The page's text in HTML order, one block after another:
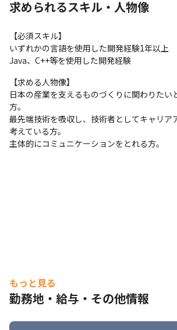
求められるスキル・人物像
【必須スキル】
いずれかの言語を使用した開発経験1年以上
Java、C++等を使用した開発経験
【求める人物像】
日本の産業を支えるものづくりに関わりたい
方。
最先端技術を吸収し、技術者としてキャリア
考えている方。
主体的にコミュニケーションをとれる方。
もっと見る
勤務地・給与・その他情報